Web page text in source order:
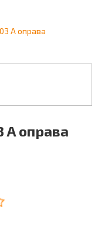
A оправа
A оправа